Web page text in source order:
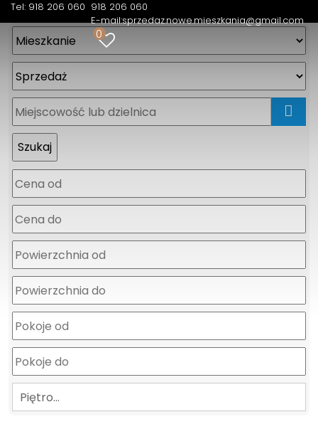
Tel: 918 206 060 918 206 060
E-mail:sprzedaz.nowe.mieszkania@gmail.com
0
Piętro…